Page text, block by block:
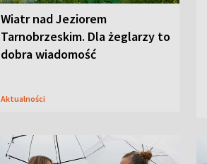
Wiatr nad Jeziorem
Tarnobrzeskim. Dla żeglarzy to
dobra wiadomość
Aktualności